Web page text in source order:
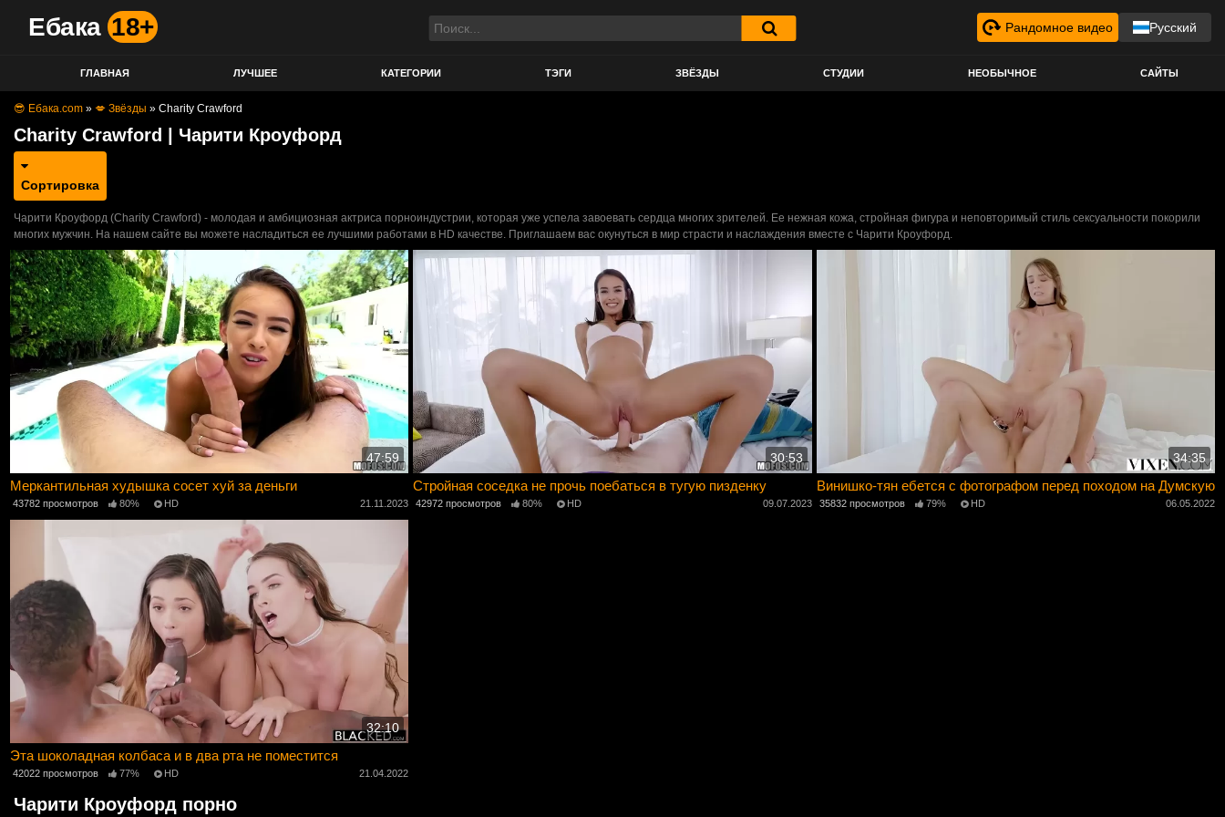
Ебака 18+ Рандомное видео Русский
ГЛАВНАЯ ЛУЧШЕЕ КАТЕГОРИИ ТЭГИ ЗВЁЗДЫ СТУДИИ НЕОБЫЧНОЕ САЙТЫ
😎 Ебака.com » 💋 Звёзды » Charity Crawford
Charity Crawford | Чарити Кроуфорд
Сортировка
Чарити Кроуфорд (Charity Crawford) - молодая и амбициозная актриса порноиндустрии, которая уже успела завоевать сердца многих зрителей. Ее нежная кожа, стройная фигура и неповторимый стиль сексуальности покорили
многих мужчин. На нашем сайте вы можете насладиться ее лучшими работами в HD качестве. Приглашаем вас окунуться в мир страсти и наслаждения вместе с Чарити Кроуфорд.
47:59
Меркантильная худышка сосет хуй за деньги
43782 просмотров 80% HD 21.11.2023
30:53
Стройная соседка не прочь поебаться в тугую пизденку
42972 просмотров 80% HD 09.07.2023
34:35
Винишко-тян ебется с фотографом перед походом на Думскую
35832 просмотров 79% HD 06.05.2022
32:10
Эта шоколадная колбаса и в два рта не поместится
42022 просмотров 77% HD 21.04.2022
Чарити Кроуфорд порно